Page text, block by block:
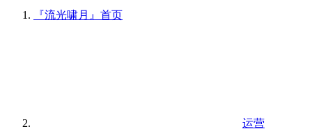
『流光啸月』 首页
运营